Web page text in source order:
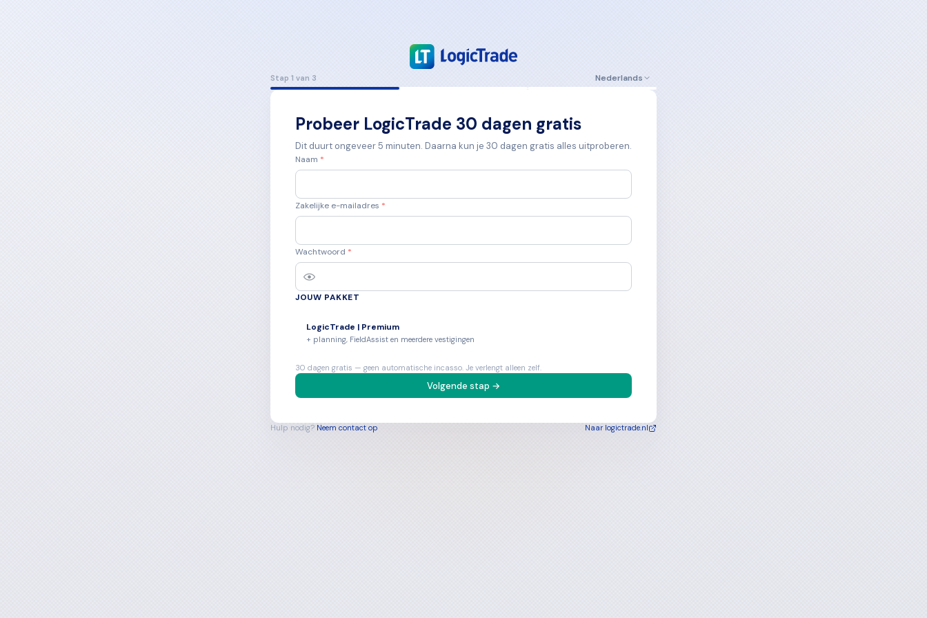
Stap 1 van 3 Nederlands
Probeer LogicTrade 30 dagen gratis
Dit duurt ongeveer 5 minuten. Daarna kun je 30 dagen gratis alles uitproberen.
Naam *
Zakelijke e-mailadres *
Wachtwoord *
JOUW PAKKET
LogicTrade | Premium
+ planning, FieldAssist en meerdere vestigingen
30 dagen gratis — geen automatische incasso. Je verlengt alleen zelf.
Volgende stap →
Hulp nodig? Neem contact op Naar logictrade.nl